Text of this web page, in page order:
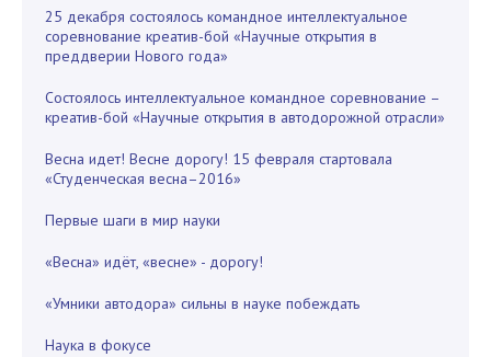
25 декабря состоялось командное интеллектуальное
соревнование креатив-бой «Научные открытия в
преддверии Нового года»
Состоялось интеллектуальное командное соревнование –
креатив-бой «Научные открытия в автодорожной отрасли»
Весна идет! Весне дорогу! 15 февраля стартовала
«Студенческая весна–2016»
Первые шаги в мир науки
«Весна» идёт, «весне» - дорогу!
«Умники автодора» сильны в науке побеждать
Наука в фокусе